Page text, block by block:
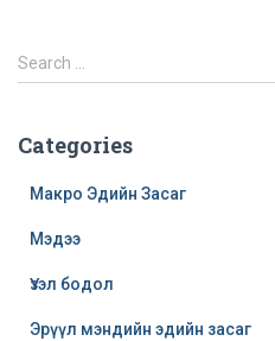
S
e
c
Search …
Categories
Макро Эдийн Засаг
Мэдээ
Үзэл бодол
Эрүүл мэндийн эдийн засаг